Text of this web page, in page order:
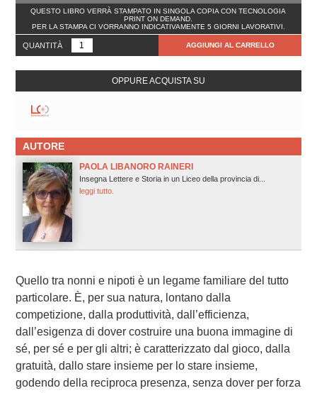
QUESTO LIBRO VERRÀ STAMPATO IN SINGOLA COPIA CON TECNOLOGIA
PRINT ON DEMAND.
PER LA STAMPA CI VORRANNO INDICATIVAMENTE 5 GIORNI LAVORATIVI.
QUANTITÀ AGGIUNGI AL CARRELLO
OPPURE ACQUISTA SU
AUTORE
PAOLA LIBANORO RAINERI
Insegna Lettere e Storia in un Liceo della provincia di...
leggi tutto.
Quello tra nonni e nipoti è un legame familiare del tutto
particolare. È, per sua natura, lontano dalla
competizione, dalla produttività, dall’efficienza,
dall’esigenza di dover costruire una buona immagine di
sé, per sé e per gli altri; è caratterizzato dal gioco, dalla
gratuità, dallo stare insieme per lo stare insieme,
godendo della reciproca presenza, senza dover per forza